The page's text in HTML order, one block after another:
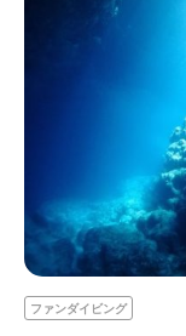
ファンダイビング